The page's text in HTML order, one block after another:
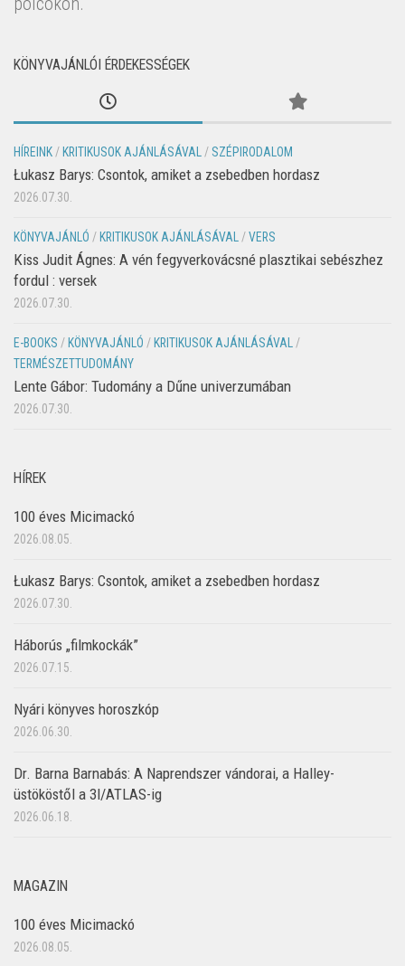
KÖNYVAJÁNLÓI ÉRDEKESSÉGEK
HÍREINK/ KRITIKUSOK AJÁNLÁSÁVAL/ SZÉPIRODALOM
Łukasz Barys: Csontok, amiket a zsebedben hordasz
2026.07.30.
KÖNYVAJÁNLÓ / KRITIKUSOK AJÁNLÁSÁVAL/VERS
Kiss Judit Ágnes: A vén fegyverkovácsné plasztikai sebészhez
fordul : versek
2026.07.30.
E-BOOKS / KÖNYVAJÁNLÓ / KRITIKUSOK AJÁNLÁSÁVAL/
TERMÉSZETTUDOMÁNY
Lente Gábor: Tudomány a Dűne univerzumában
2026.07.30.
HÍREK
100 éves Micimackó
2026.08.05.
Łukasz Barys: Csontok, amiket a zsebedben hordasz
2026.07.30.
Háborús „filmkockák”
2026.07.15.
Nyári könyves horoszkóp
2026.06.30.
Dr. Barna Barnabás: A Naprendszer vándorai, a Halley-
üstököstől a 3I/ATLAS-ig
2026.06.18.
MAGAZIN
100 éves Micimackó
2026.08.05.